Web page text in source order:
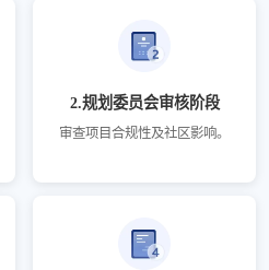
2.规划委员会审核阶段
审查项目合规性及社区影响。